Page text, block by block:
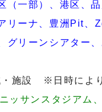
（一部）、港区、
リーナ、豊洲Pit、
リーンシアター、
・施設
※日時によ
ッサンスタジアム